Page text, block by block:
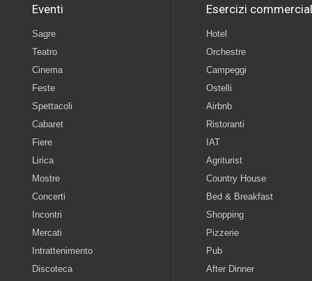
Eventi
Sagre
Teatro
Cinema
Feste
Spettacoli
Cabaret
Fiere
Lirica
Mostre
Concerti
Incontri
Mercati
Intrattenimento
Discoteca
Esercizi
Hotel
Orchestre
Campeggi
Ostelli
Airbnb
Ristoranti
IAT
Agriturist
Country House
Bed & Breakfast
Shopping
Pizzerie
Pub
After Dinner